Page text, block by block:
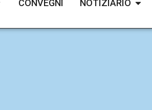
CONVEGNI NOTIZIARIO